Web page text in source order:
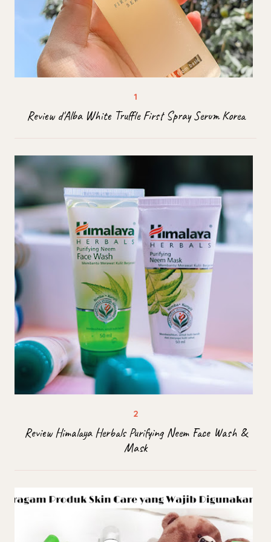
Review d'Alba White Truffle First Spray Serum Korea
Review Himalaya Herbals Purifying Neem Face Wash &
Mask